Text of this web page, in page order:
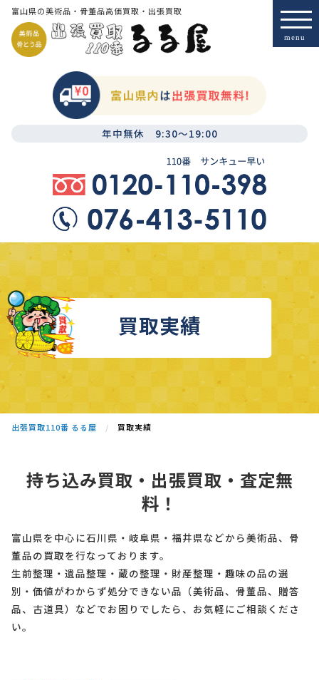
富山県の美術品・骨董品高価買取・出張買取
年中無休 9:30～19:00
買取実績
出張買取110番 るる屋 買取実績
持ち込み買取・出張買取・査定無
料！
富山県を中心に石川県・岐阜県・福井県などから美術品、骨
董品の買取を行なっております。
生前整理・遺品整理・蔵の整理・財産整理・趣味の品の選
別・価値がわからず処分できない品（美術品、骨董品、贈答
品、古道具）などでお困りでしたら、お気軽にご相談くださ
い。